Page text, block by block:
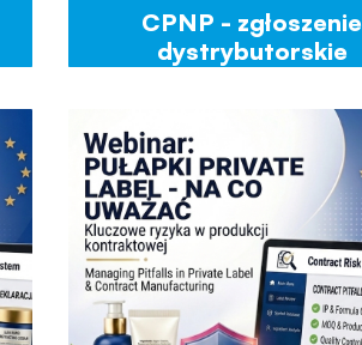
CPNP - zgłoszenie
dystrybutorskie